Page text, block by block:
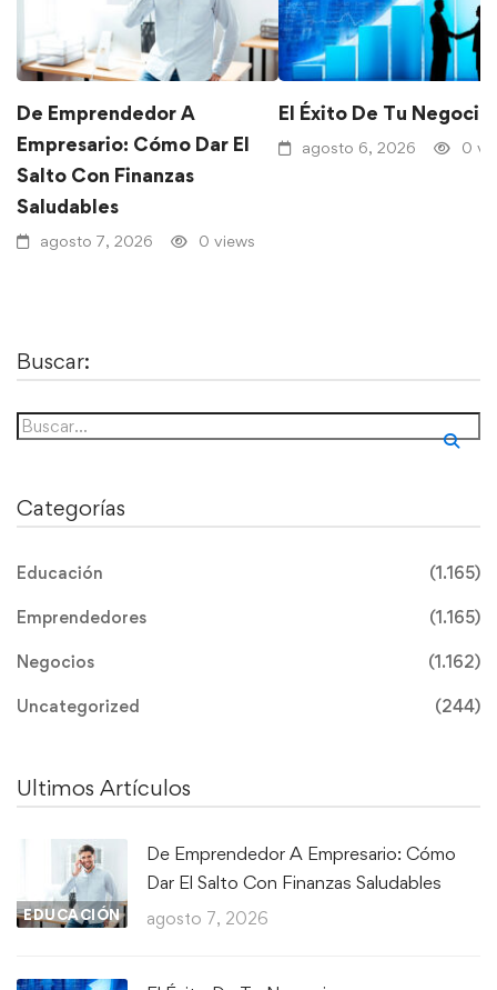
De Emprendedor A
Empresario: Cómo Dar El
Salto Con Finanzas
Saludables
agosto 7, 2026 0 views
El Éxito De Tu Negocio
agosto 6, 2026 0
Buscar:
Categorías
Educación (1.165)
Emprendedores (1.165)
Negocios (1.162)
Uncategorized (244)
Ultimos Artículos
EDUCACIÓN
De Emprendedor A Empresario: Cómo
Dar El Salto Con Finanzas Saludables
agosto 7, 2026